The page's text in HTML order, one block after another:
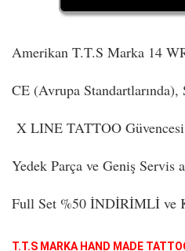
Amerikan T.T.S Marka 14
CE (Avrupa Standartlarında),
X LINE TATTOO
Yedek Parça ve Geniş Servis
Full Set %50 İNDİRİMLİ ve
T.T.S MARKA HAND MADE